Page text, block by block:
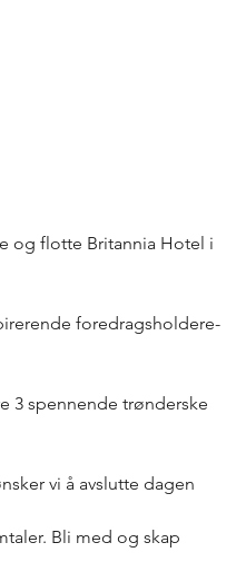
og flotte Britannia Hotel i
foredragsholdere-
3 spennende trønderske
vi å avslutte dagen
Bli med og skap